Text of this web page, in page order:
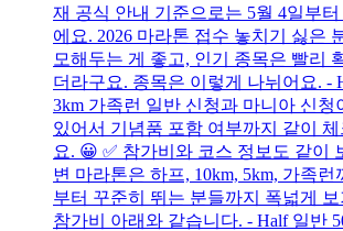
재 공식 안내 기준으로는 5월 4일부터
에요. 2026 마라톤 접수 놓치기 싫은
모해두는 게 좋고, 인기 종목은 빨리
더라구요. 종목은 이렇게 나뉘어요. -
3km 가족런 일반 신청과 마니아 신청
있어서 기념품 포함 여부까지 같이
요. 😀 ✅ 참가비와 코스 정보도 같이
변 마라톤은 하프, 10km, 5km, 가족
부터 꾸준히 뛰는 분들까지 폭넓게
참가비 아래와 같습니다. - Half 일반